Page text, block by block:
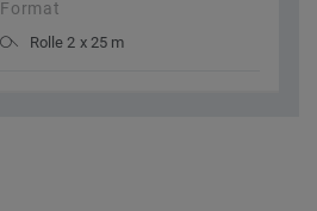
Format
Rolle 2 x 25 m